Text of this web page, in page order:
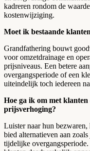
kadreren rondom de
kostenwijziging.
Moet ik bestaande
Grandfathering bouwt
voor omzetdrainage en
prijsniveaus. Een betere
overgangsperiode of een
uiteindelijk toch iedereen
Hoe ga ik om met klanten
prijsverhoging?
Luister naar hun bezwaren,
bied alternatieven aan
tijdelijke